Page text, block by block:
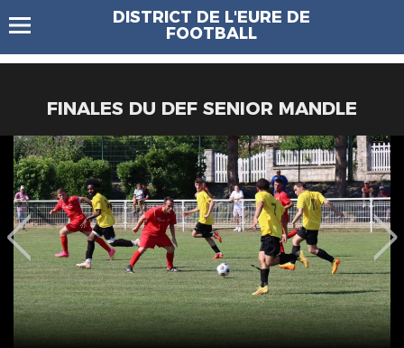
DISTRICT DE L'EURE DE
FOOTBALL
FINALES DU DEF SENIOR MANDLE